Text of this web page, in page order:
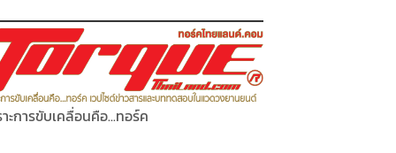
ะการขับเคลื่อนคือ...ทอร์ค